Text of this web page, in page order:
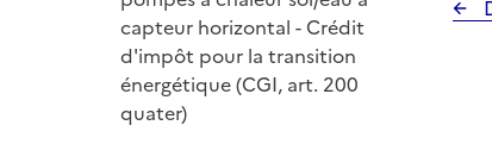
capteur horizontal - Crédit
d'impôt pour la transition
énergétique (CGI, art. 200
quater)